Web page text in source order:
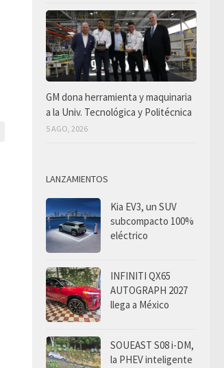
GM dona herramienta y maquinaria
a la Univ. Tecnológica y Politécnica
5 AGO, 2026
LANZAMIENTOS
Kia EV3, un SUV
subcompacto 100%
eléctrico
INFINITI QX65
AUTOGRAPH 2027
llega a México
SOUEAST S08 i-DM,
la PHEV inteligente